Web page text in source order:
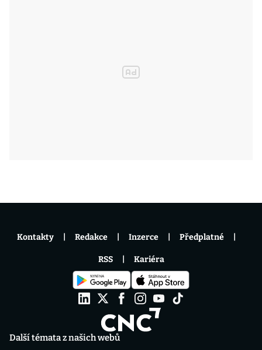
Další témata z našich webů
Kontakty Redakce Inzerce Předplatné
RSS Kariéra